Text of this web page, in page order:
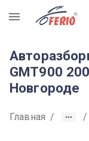
R
GMT900
Новгороде
Главная / /